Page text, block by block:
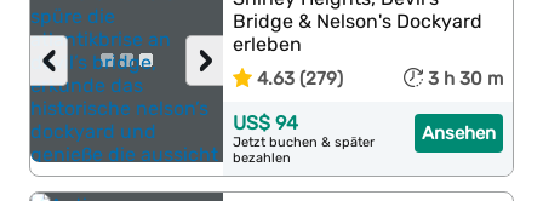
›
‹
Bridge & Nelson's Dockyard
erleben
4.63 (279) 3 h 30 m
Ansehen
US$ 94
Jetzt buchen & später
bezahlen